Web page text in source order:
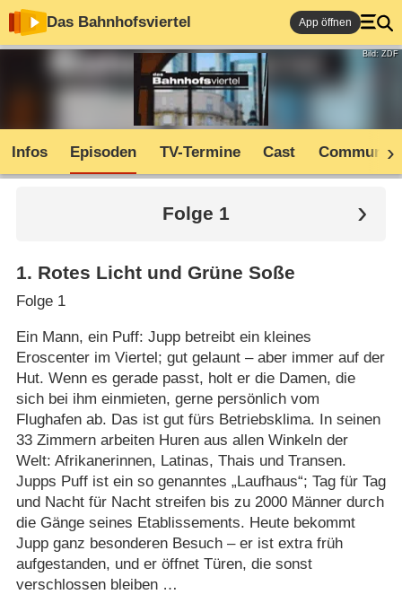
Das Bahnhofsviertel App öffnen
Bild: ZDF
Infos Episoden TV-Termine Cast Community
Folge 1
1. Rotes Licht und Grüne Soße
Folge 1
Ein Mann, ein Puff: Jupp betreibt ein kleines
Eroscenter im Viertel; gut gelaunt – aber immer auf der
Hut. Wenn es gerade passt, holt er die Damen, die
sich bei ihm einmieten, gerne persönlich vom
Flughafen ab. Das ist gut fürs Betriebsklima. In seinen
33 Zimmern arbeiten Huren aus allen Winkeln der
Welt: Afrikanerinnen, Latinas, Thais und Transen.
Jupps Puff ist ein so genanntes „Laufhaus“; Tag für Tag
und Nacht für Nacht streifen bis zu 2000 Männer durch
die Gänge seines Etablissements. Heute bekommt
Jupp ganz besonderen Besuch – er ist extra früh
aufgestanden, und er öffnet Türen, die sonst
verschlossen bleiben …